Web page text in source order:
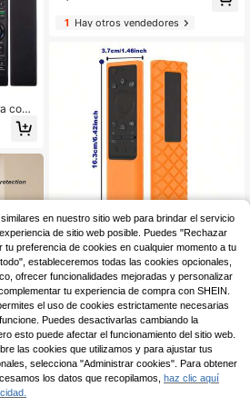
contr
R
T
ese
bod
para
d
Re
de
0131
c
n, decoración de cocina, verano, pl
ecoración de habitación, suave, gra
1Hay otros vendedores
Funda de silicona para control remo
to de TV, a prueba de polvo y a prue
ba de caídas. Fácil de limpiar, brilla
en la oscuridad y protección inofen
siva para su control remoto.
3,85€
en nuestro sitio web para brindar el servicio
de sitio web posible. Puedes "Rechazar
preferencia de cookies en cualquier momento a tu
estableceremos todas las cookies opcionales,
ofrecer funcionalidades mejoradas y personalizar
tu experiencia de compra con SHEIN.
el uso de cookies estrictamente necesarias
Puedes desactivarlas cambiando la
esto puede afectar el funcionamiento del sitio web.
las cookies que utilizamos y para ajustar tus
selecciona "Administrar cookies". Para obtener
los datos que recopilamos, haz clic aquí